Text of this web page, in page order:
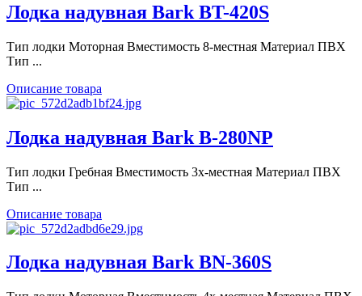
Лодка надувная Bark BT-420S
Тип лодки Моторная Вместимость 8-местная Материал ПВХ
Тип ...
Описание товара
Лодка надувная Bark B-280NP
Тип лодки Гребная Вместимость 3х-местная Материал ПВХ
Тип ...
Описание товара
Лодка надувная Bark BN-360S